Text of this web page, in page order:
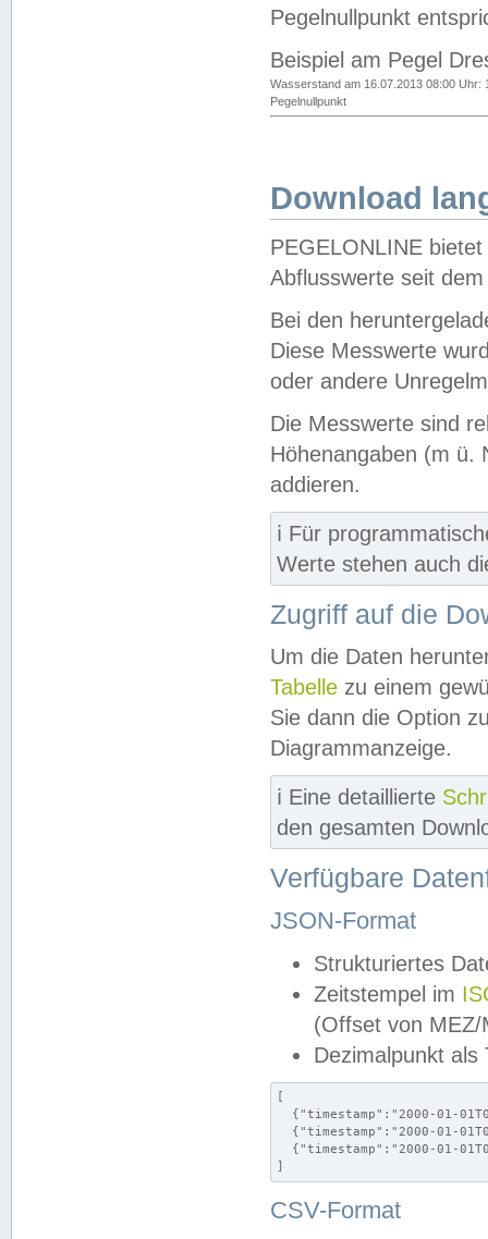
Pegelnullpunkt
Beispiel am Pegel
Wasserstand am 16.07.2013 08:00 Uhr:
Pegelnullpunkt
Download
PEGELONLINE
Abflusswerte seit
Bei den
Diese Messwerte
oder andere
Die Messwerte sind
Höhenangaben (m ü.
addieren.
ℹ️ Für
Werte stehen auch
Zugriff auf die
Um die Daten
Tabelle zu einem
Sie dann die Option
Diagrammanzeige.
ℹ️ Eine detaillierte
den gesamten
Verfügbare
JSON-Format
Strukturiertes
Zeitstempel im
(Offset von MEZ/
Dezimalpunkt als
[
{"timestamp":"2000-01-
{"timestamp":"2000-01-
{"timestamp":"2000-01-
]
CSV-Format